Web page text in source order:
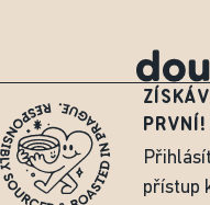
PRVNÍ!
přístup